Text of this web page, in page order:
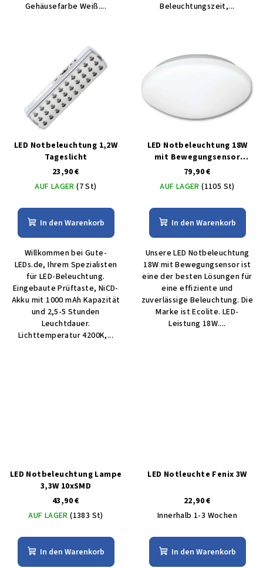
Gehäusefarbe Weiß....
Beleuchtungszeit,...
LED Notbeleuchtung 1,2W
Tageslicht
23,90 €
AUF LAGER(7 St)
In den Warenkorb
Willkommen bei Gute-
LEDs.de, Ihrem Spezialisten
für LED-Beleuchtung.
Eingebaute Prüftaste, NiCD-
Akku mit 1000 mAh Kapazität
und 2,5-5 Stunden
Leuchtdauer.
Lichttemperatur 4200K,...
LED Notbeleuchtung 18W
mit Bewegungsensor
weisse IP44
79,90 €
AUF LAGER(1105 St)
In den Warenkorb
Unsere LED Notbeleuchtung
18W mit Bewegungsensor ist
eine der besten Lösungen für
eine effiziente und
zuverlässige Beleuchtung. Die
Marke ist Ecolite. LED-
Leistung 18W....
LED Notbeleuchtung Lampe
3,3W 10xSMD
43,90 €
AUF LAGER(1383 St)
In den Warenkorb
LED Notleuchte Fenix 3W
22,90 €
Innerhalb 1-3 Wochen
In den Warenkorb